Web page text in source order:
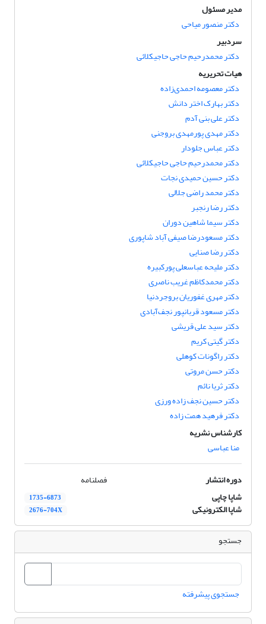
مدیر مسئول
دکتر منصور میاحی
سردبیر
دکتر محمدرحیم حاجی حاجیکلائی
هیات تحریریه
دکتر معصومه احمدی‌زاده
دکتر بهارک اختر دانش
دکتر علی بنی آدم
دکتر مهدی پورمهدی بروجنی
دکتر عباس جلودار
دکتر محمدرحیم حاجی حاجیکلائی
دکتر حسین حمیدی نجات
دکتر محمد راضی جلالی
دکتر رضا رنجبر
دکتر سیما شاهین دوران
دکتر مسعودرضا صیفی آباد شاپوری
دکتر رضا صنایی
دکتر ملیحه عباسعلی پورکبیره
دکتر محمدکاظم غریب ناصری
دکتر مهری غفوریان بروجردنیا
دکتر مسعود قربانپور نجف‌آبادی
دکتر سید علی قریشی
دکتر گیتی کریم
دکتر راگونات کوهلی
دکتر حسن مروتی
دکتر ثریا نائم
دکتر حسین نجف زاده ورزی
دکتر فرهید همت زاده
کارشناس نشریه
منا عباسی
دوره انتشار
فصلنامه
شاپا چاپی
1735-6873
شاپا الکترونیکی 2676-704X
جستجو
جستجوی پیشرفته